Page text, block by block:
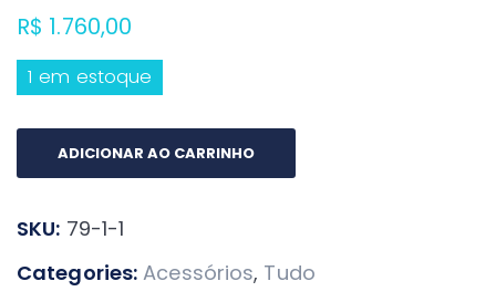
R$ 1.760,00
1 em estoque
Octopus
Cressi
quantidade
ADICIONAR AO CARRINHO
SKU: 79-1-1
Categories: Acessórios, Tudo